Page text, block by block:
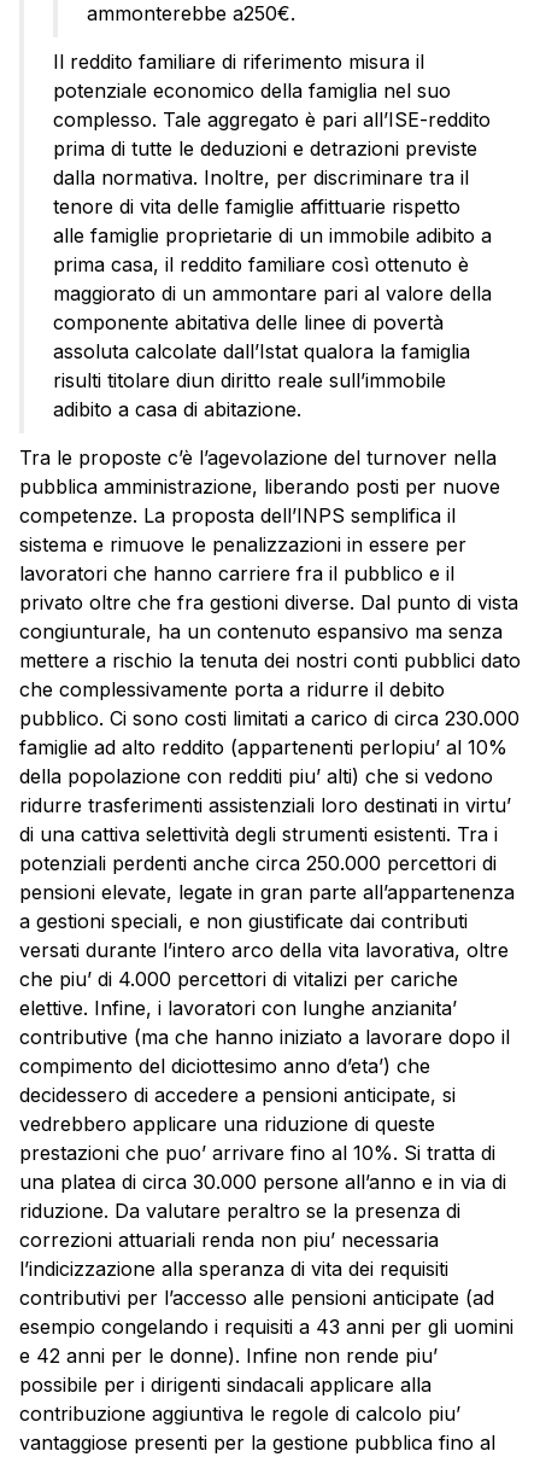
ammonterebbe a250€.
Il reddito familiare di riferimento misura il
potenziale economico della famiglia nel suo
complesso. Tale aggregato è pari all’ISE-reddito
prima di tutte le deduzioni e detrazioni previste
dalla normativa. Inoltre, per discriminare tra il
tenore di vita delle famiglie affittuarie rispetto
alle famiglie proprietarie di un immobile adibito a
prima casa, il reddito familiare così ottenuto è
maggiorato di un ammontare pari al valore della
componente abitativa delle linee di povertà
assoluta calcolate dall’Istat qualora la famiglia
risulti titolare diun diritto reale sull’immobile
adibito a casa di abitazione.
Tra le proposte c’è l’agevolazione del turnover nella
pubblica amministrazione, liberando posti per nuove
competenze. La proposta dell’INPS semplifica il
sistema e rimuove le penalizzazioni in essere per
lavoratori che hanno carriere fra il pubblico e il
privato oltre che fra gestioni diverse. Dal punto di vista
congiunturale, ha un contenuto espansivo ma senza
mettere a rischio la tenuta dei nostri conti pubblici dato
che complessivamente porta a ridurre il debito
pubblico. Ci sono costi limitati a carico di circa 230.000
famiglie ad alto reddito (appartenenti perlopiu’ al 10%
della popolazione con redditi piu’ alti) che si vedono
ridurre trasferimenti assistenziali loro destinati in virtu’
di una cattiva selettività degli strumenti esistenti. Tra i
potenziali perdenti anche circa 250.000 percettori di
pensioni elevate, legate in gran parte all’appartenenza
a gestioni speciali, e non giustificate dai contributi
versati durante l’intero arco della vita lavorativa, oltre
che piu’ di 4.000 percettori di vitalizi per cariche
elettive. Infine, i lavoratori con lunghe anzianita’
contributive (ma che hanno iniziato a lavorare dopo il
compimento del diciottesimo anno d’eta’) che
decidessero di accedere a pensioni anticipate, si
vedrebbero applicare una riduzione di queste
prestazioni che puo’ arrivare fino al 10%. Si tratta di
una platea di circa 30.000 persone all’anno e in via di
riduzione. Da valutare peraltro se la presenza di
correzioni attuariali renda non piu’ necessaria
l’indicizzazione alla speranza di vita dei requisiti
contributivi per l’accesso alle pensioni anticipate (ad
esempio congelando i requisiti a 43 anni per gli uomini
e 42 anni per le donne). Infine non rende piu’
possibile per i dirigenti sindacali applicare alla
contribuzione aggiuntiva le regole di calcolo piu’
vantaggiose presenti per la gestione pubblica fino al